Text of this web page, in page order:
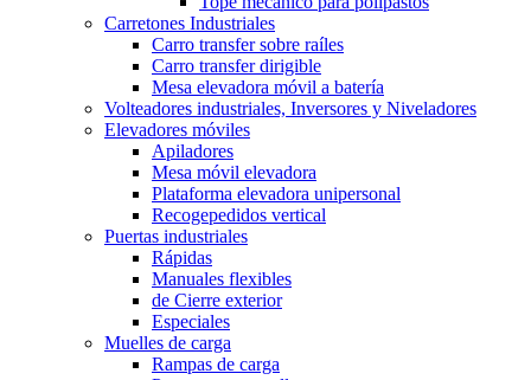
Carretones Industriales
Carro transfer sobre raíles
Carro transfer dirigible
Mesa elevadora móvil a batería
Volteadores industriales, Inversores y Niveladores
Elevadores móviles
Apiladores
Mesa móvil elevadora
Plataforma elevadora unipersonal
Recogepedidos vertical
Puertas industriales
Rápidas
Manuales flexibles
de Cierre exterior
Especiales
Muelles de carga
Rampas de carga